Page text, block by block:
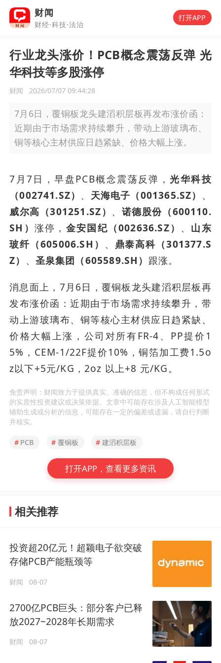
财闻
财经·科技·法治
打开APP
行业龙头涨价！PCB概念震荡反弹 光
华科技等多股涨停
财闻 2026/07/07 09:44:28
7月6日，覆铜板龙头建滔积层板再发布涨价函：
近期由于市场需求持续攀升，带动上游玻璃布、
铜等核心主材供应日趋紧缺、价格大幅上涨。
7月7日，早盘PCB概念震荡反弹，光华科技
（002741.SZ） 、 天海电子（001365.SZ） 、
威尔高（301251.SZ） 、 诺德股份（600110.
SH） 涨停， 金安国纪（002636.SZ） 、 山东
玻纤（605006.SH） 、 鼎泰高科（301377.S
Z） 、 圣泉集团（605589.SH） 跟涨。
消息面上，7月6日，覆铜板龙头建滔积层板再
发布涨价函：近期由于市场需求持续攀升，带
动上游玻璃布、铜等核心主材供应日趋紧缺、
价格大幅上涨，公司对所有FR-4、PP提价1
5%，CEM-1/22F提价10%，铜箔加工费1.5o
z以下+5元/KG，2oz 以上+8 元/KG。
免责声明：财闻致力于提供真实、准确的信息，但不构成任何形式
的实质性投资建议或决策依据。文章中可能存在涉及人工智能模型
辅助生成或分析的信息，可能存在一定的偏差或遗漏，请自行判断
并核实。
# PCB # 覆铜板 # 建滔积层板
打开APP，查看更多资讯
相关推荐
投资超20亿元！超颖电子欲突破
存储PCB产能瓶颈等
财闻 08-07
2700亿PCB巨头：部分客户已释
放2027~2028年长期需求
财闻 08-07